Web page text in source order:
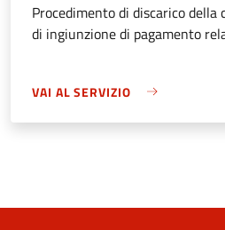
Procedimento di discarico
di ingiunzione di pagamento
VAI AL SERVIZIO